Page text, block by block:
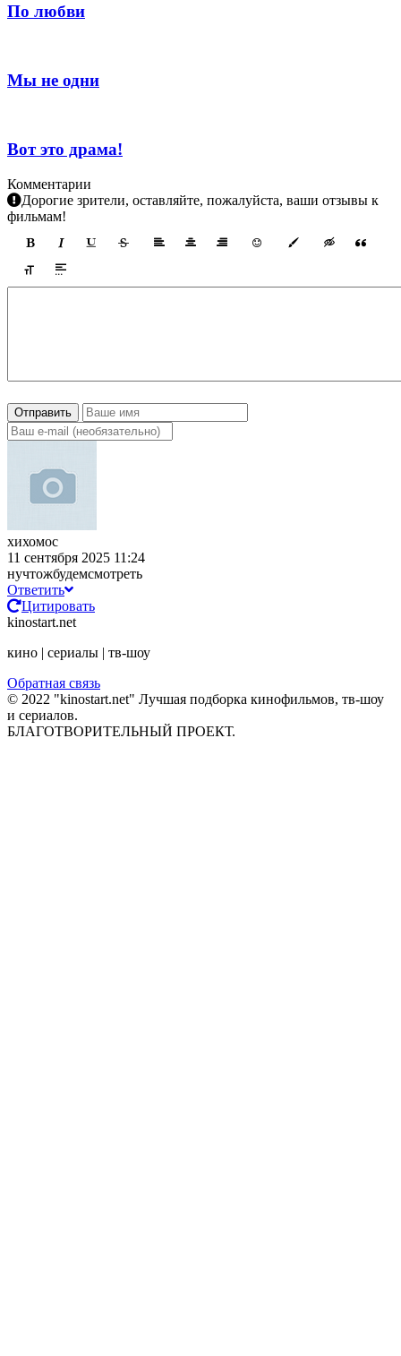
По любви
Мы не одни
Вот это драма!
Комментарии
Дорогие зрители, оставляйте, пожалуйста, ваши отзывы к
фильмам!
Отправить
хихомос
11 сентября 2025 11:24
нучтожбудемсмотреть
Ответить
Цитировать
kinostart.net
кино | сериалы | тв-шоу
Обратная связь
© 2022 "kinostart.net" Лучшая подборка кинофильмов, тв-шоу
и сериалов.
БЛАГОТВОРИТЕЛЬНЫЙ ПРОЕКТ.